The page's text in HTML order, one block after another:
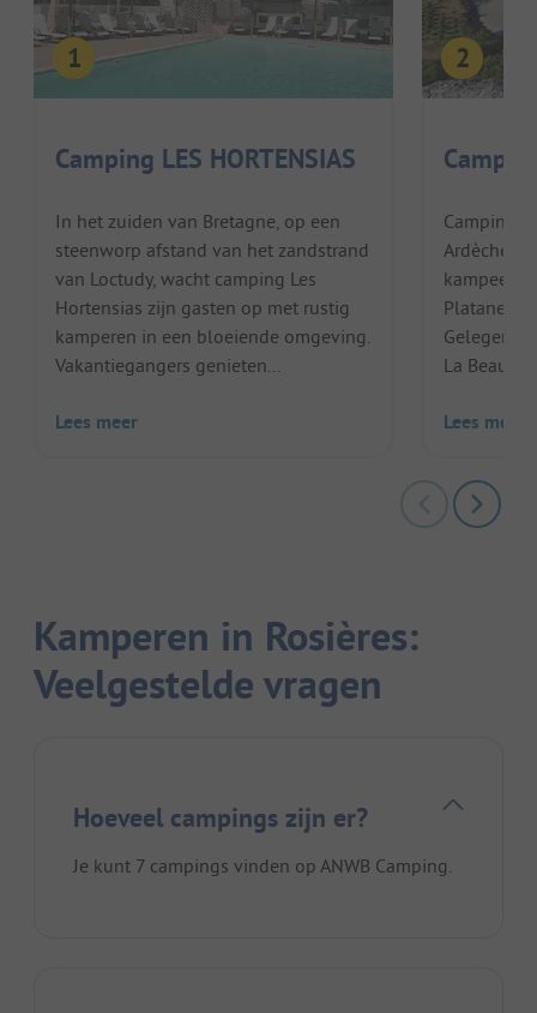
Camping LES HORTENSIAS
In het zuiden van Bretagne, op een
steenworp afstand van het zandstrand
van Loctudy, wacht camping Les
Hortensias zijn gasten op met rustig
kamperen in een bloeiende omgeving.
Vakantiegangers genieten...
Lees meer
Camping
Ardèche
Platanes
Gelegen
La
Lees meer
Kamperen in Rosières:
Veelgestelde vragen
Hoeveel campings zijn er?
Je kunt 7 campings vinden op ANWB Camping.